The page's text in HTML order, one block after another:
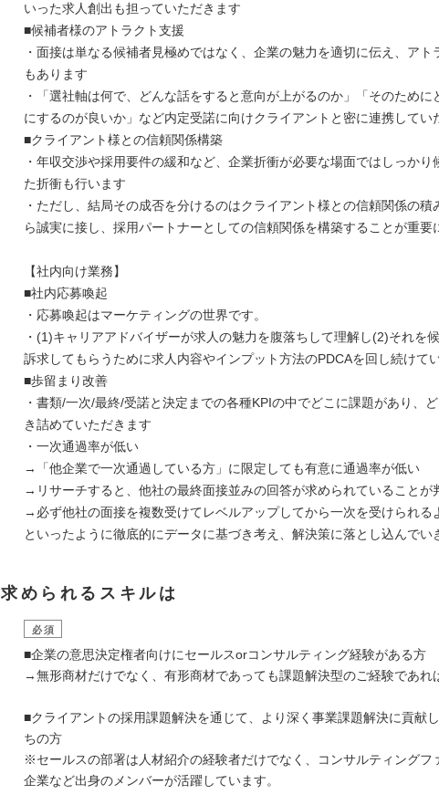
いった求人創出も担っていただきます
■候補者様のアトラクト支援
・面接は単なる候補者見極めではなく、企業の魅力を適切に伝え、ア
もあります
・「選社軸は何で、どんな話をすると意向が上がるのか」「そのために
にするのが良いか」など内定受諾に向けクライアントと密に連携してい
■クライアント様との信頼関係構築
・年収交渉や採用要件の緩和など、企業折衝が必要な場面ではしっかり
た折衝も行います
・ただし、結局その成否を分けるのはクライアント様との信頼関係の
ら誠実に接し、採用パートナーとしての信頼関係を構築することが重要
【社内向け業務】
■社内応募喚起
・応募喚起はマーケティングの世界です。
・(1)キャリアアドバイザーが求人の魅力を腹落ちして理解し(2)それを
訴求してもらうために求人内容やインプット方法のPDCAを回し続けて
■歩留まり改善
・書類/一次/最終/受諾と決定までの各種KPIの中でどこに課題があり、
き詰めていただきます
・一次通過率が低い
→「他企業で一次通過している方」に限定しても有意に通過率が低い
→リサーチすると、他社の最終面接並みの回答が求められていることが
→必ず他社の面接を複数受けてレベルアップしてから一次を受けられる
といったように徹底的にデータに基づき考え、解決策に落とし込んでい
求められるスキルは
必須
■企業の意思決定権者向けにセールスorコンサルティング経験がある方
→無形商材だけでなく、有形商材であっても課題解決型のご経験であれ
■クライアントの採用課題解決を通じて、より深く事業課題解決に貢献
ちの方
※セールスの部署は人材紹介の経験者だけでなく、コンサルティングフ
企業など出身のメンバーが活躍しています。